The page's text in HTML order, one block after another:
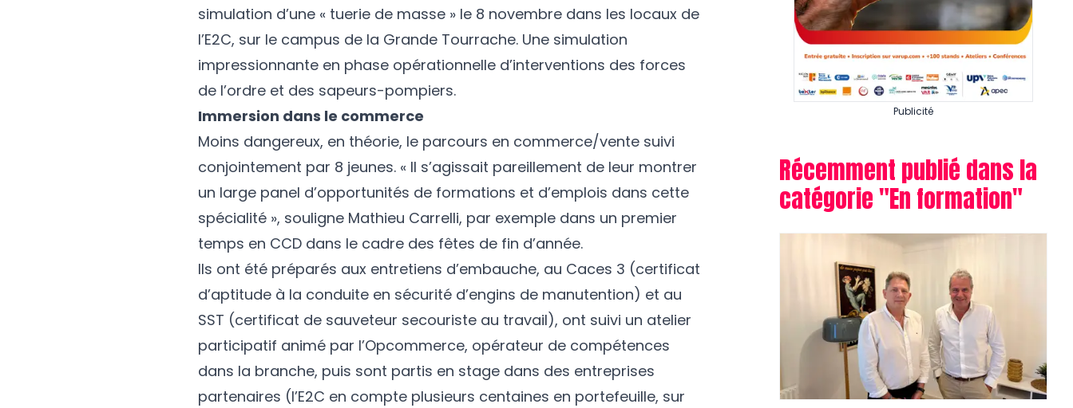
simulation d’une « tuerie de masse » le 8 novembre dans les locaux de
l’E2C, sur le campus de la Grande Tourrache. Une simulation
impressionnante en phase opérationnelle d’interventions des forces
de l’ordre et des sapeurs-pompiers.
Immersion dans le commerce
Moins dangereux, en théorie, le parcours en commerce/vente suivi
conjointement par 8 jeunes. « Il s’agissait pareillement de leur montrer
un large panel d’opportunités de formations et d’emplois dans cette
spécialité », souligne Mathieu Carrelli, par exemple dans un premier
temps en CCD dans le cadre des fêtes de fin d’année.
Ils ont été préparés aux entretiens d’embauche, au Caces 3 (certificat
d’aptitude à la conduite en sécurité d’engins de manutention) et au
SST (certificat de sauveteur secouriste au travail), ont suivi un atelier
participatif animé par l’Opcommerce, opérateur de compétences
dans la branche, puis sont partis en stage dans des entreprises
partenaires (l’E2C en compte plusieurs centaines en portefeuille, sur
Publicité
Récemment publié dans la
catégorie "En formation"